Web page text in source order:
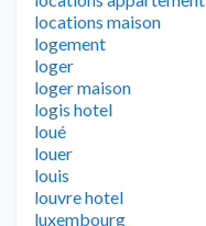
locations maison
logement
loger
loger maison
logis hotel
loué
louer
louis
louvre hotel
luxembourg